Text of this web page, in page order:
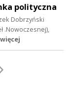
polityczna
Dobrzyński
.Nowoczesnej),